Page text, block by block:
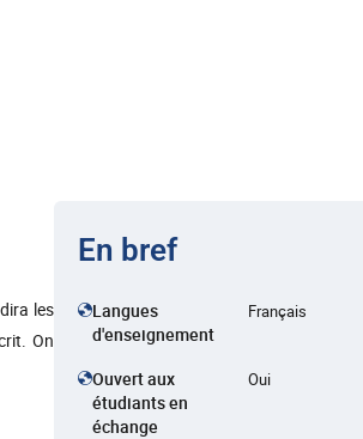
les
On
En bref
Langues
d'enseignement
Français
Ouvert aux
étudiants en
échange
Oui